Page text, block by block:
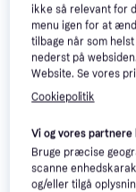
Se vores forslag til
interesser. Vis alle
ikke så relevant for
menu igen for at
tilbage når som
nederst på
Website. Se vores
Cookiepolitik
Vi og vores
Bruge præcise
scanne
og/eller tilgå